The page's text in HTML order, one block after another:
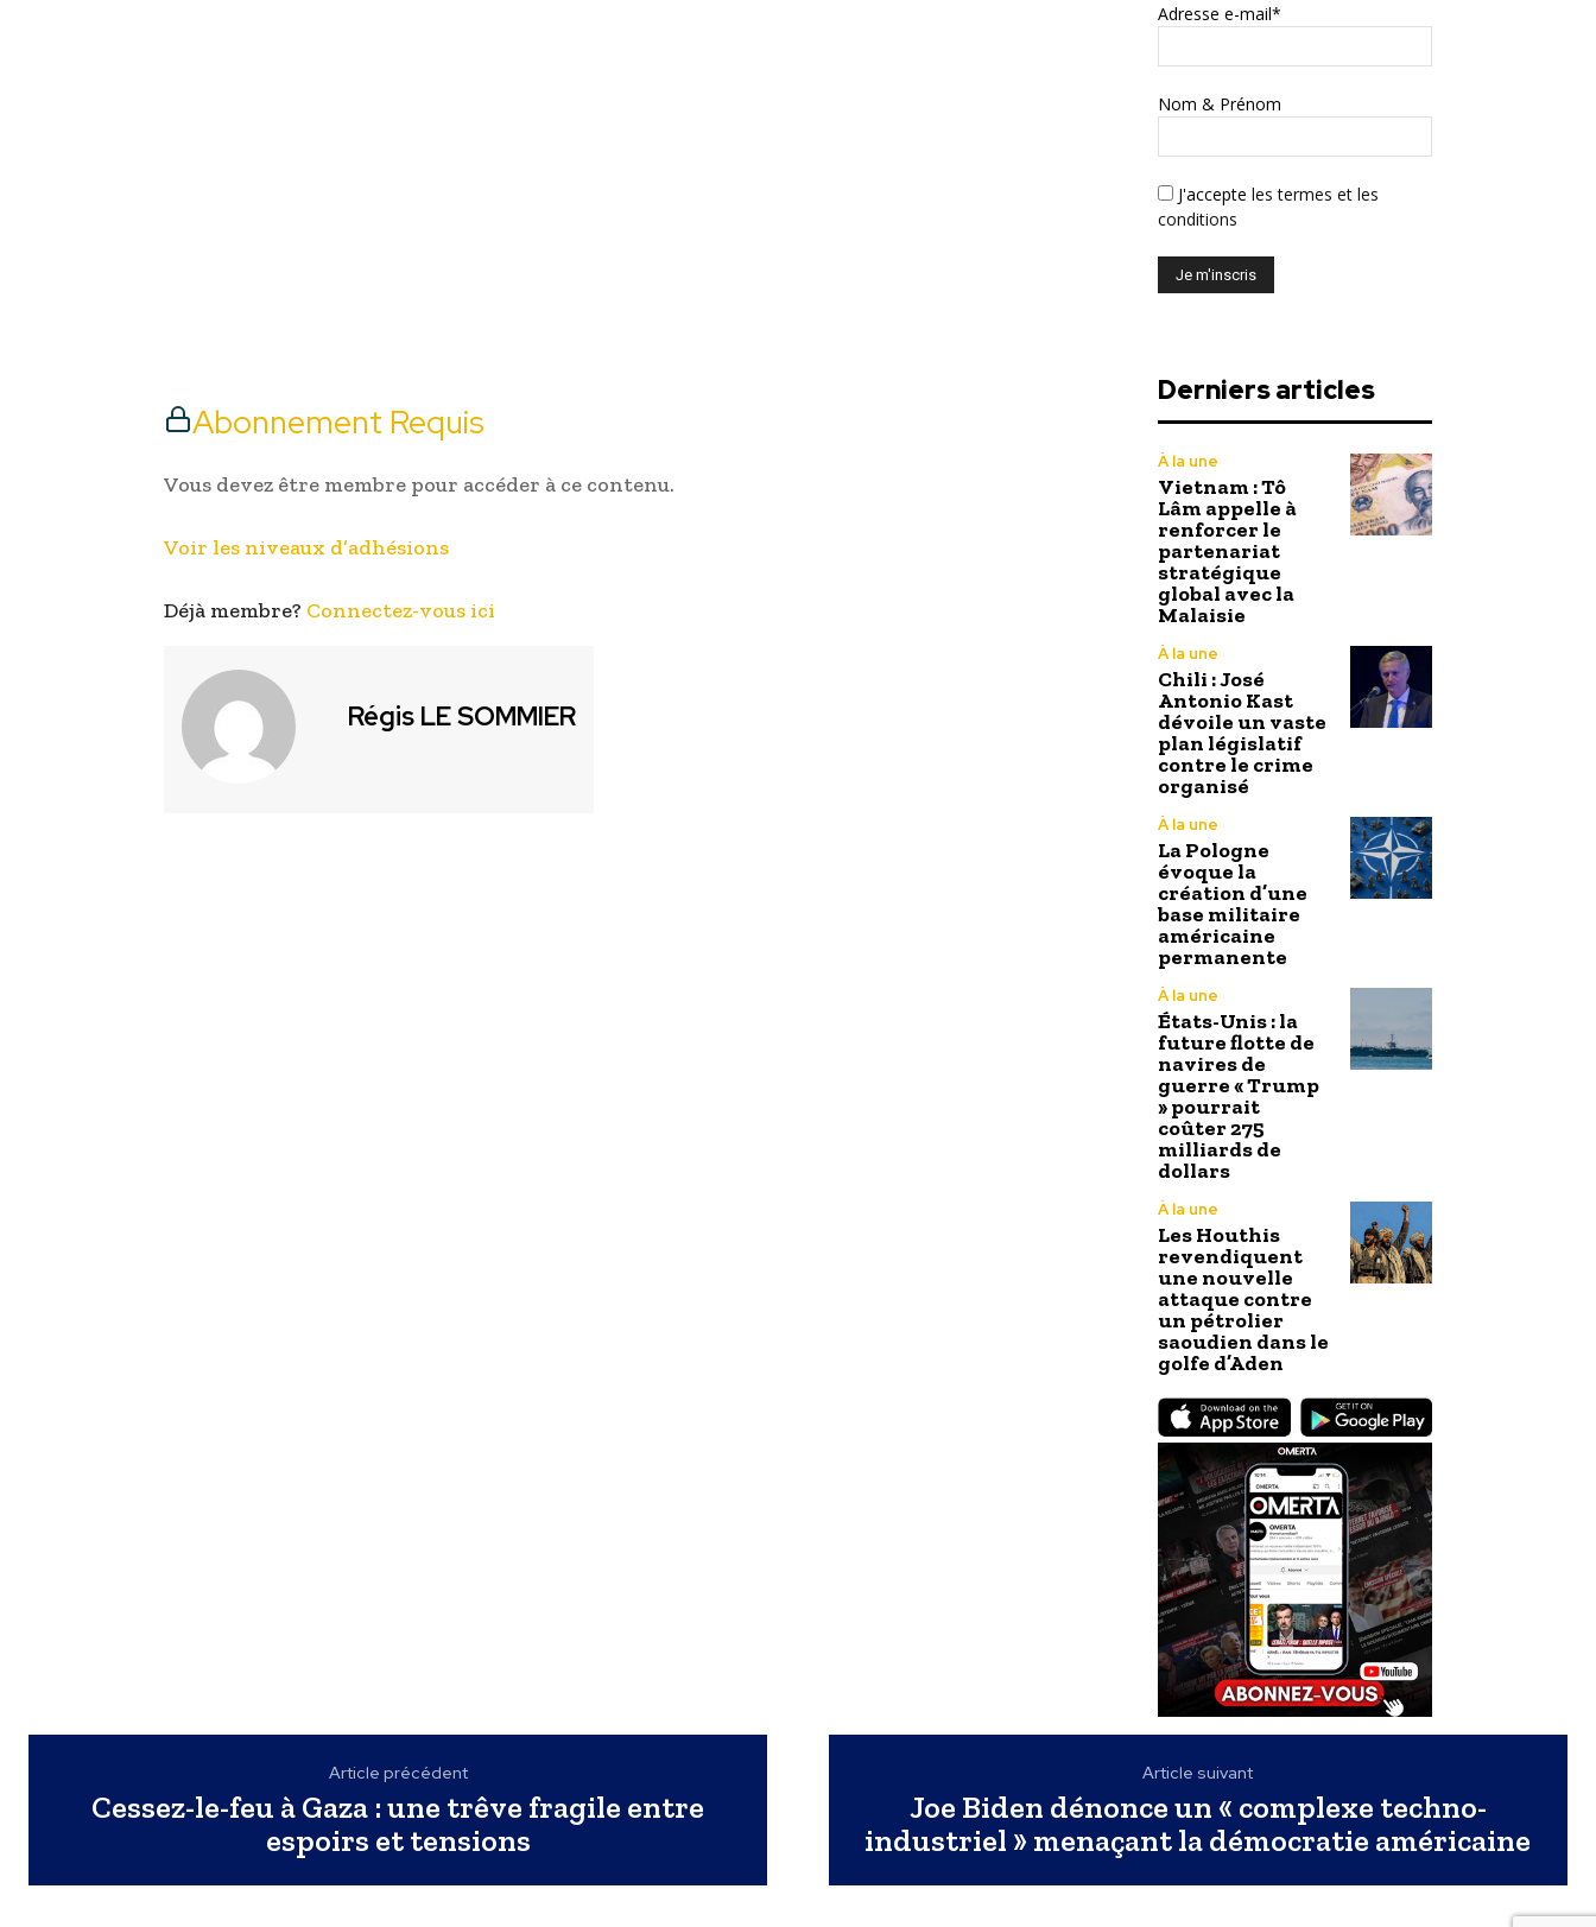
Abonnement Requis
Vous devez être membre pour accéder à ce contenu.
Voir les niveaux d’adhésions
Déjà membre? Connectez-vous ici
Régis LE SOMMIER
Adresse e-mail*
Nom & Prénom
J'accepte les termes et les
conditions
Derniers articles
À la une
Vietnam : Tô
Lâm appelle à
renforcer le
partenariat
stratégique
global avec la
Malaisie
À la une
Chili : José
Antonio Kast
dévoile un vaste
plan législatif
contre le crime
organisé
À la une
La Pologne
évoque la
création d’une
base militaire
américaine
permanente
À la une
États-Unis : la
future flotte de
navires de
guerre « Trump
» pourrait
coûter 275
milliards de
dollars
À la une
Les Houthis
revendiquent
une nouvelle
attaque contre
un pétrolier
saoudien dans le
golfe d’Aden
Article précédent
Cessez-le-feu à Gaza : une trêve fragile entre
espoirs et tensions
Article suivant
Joe Biden dénonce un « complexe techno-
industriel » menaçant la démocratie américaine